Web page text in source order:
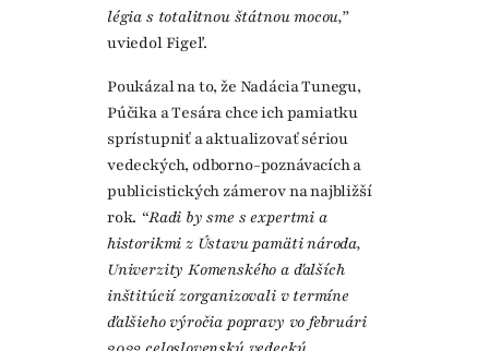
légia s totalitnou štátnou mocou,”
uviedol Figeľ.
Poukázal na to, že Nadácia Tunegu,
Púčika a Tesára chce ich pamiatku
sprístupniť a aktualizovať sériou
vedeckých, odborno-poznávacích a
publicistických zámerov na najbližší
rok. “Radi by sme s expertmi a
historikmi z Ústavu pamäti národa,
Univerzity Komenského a ďalších
inštitúcií zorganizovali v termíne
ďalšieho výročia popravy vo februári